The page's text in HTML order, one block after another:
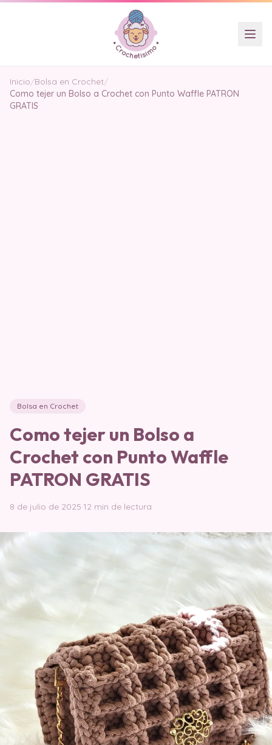
Inicio/Bolsa en Crochet/
Como tejer un Bolso a Crochet con Punto Waffle PATRON
GRATIS
Bolsa en Crochet
Como tejer un Bolso a
Crochet con Punto Waffle
PATRON GRATIS
8 de julio de 2025·12 min de lectura